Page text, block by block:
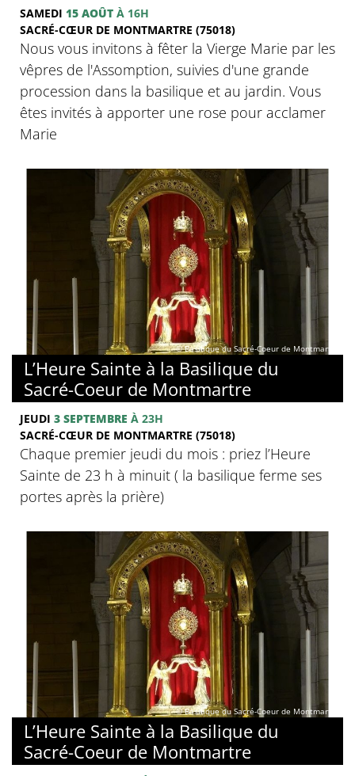
SAMEDI 15 AOÛT À 16H
SACRÉ-CŒUR DE MONTMARTRE (75018)
Nous vous invitons à fêter la Vierge Marie par les
vêpres de l'Assomption, suivies d'une grande
procession dans la basilique et au jardin. Vous
êtes invités à apporter une rose pour acclamer
Marie
© Basilique du Sacré-Coeur de Montmartre
L’Heure Sainte à la Basilique du
Sacré-Coeur de Montmartre
JEUDI 3 SEPTEMBRE À 23H
SACRÉ-CŒUR DE MONTMARTRE (75018)
Chaque premier jeudi du mois : priez l’Heure
Sainte de 23 h à minuit ( la basilique ferme ses
portes après la prière)
© Basilique du Sacré-Coeur de Montmartre
L’Heure Sainte à la Basilique du
Sacré-Coeur de Montmartre